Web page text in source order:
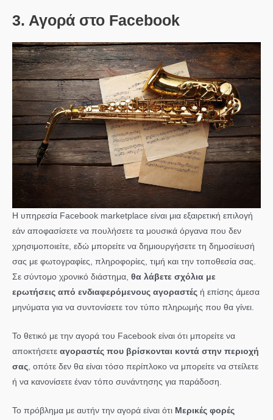
3. Αγορά στο Facebook
Η υπηρεσία Facebook marketplace είναι μια εξαιρετική επιλογή
εάν αποφασίσετε να πουλήσετε τα μουσικά όργανα που δεν
χρησιμοποιείτε, εδώ μπορείτε να δημιουργήσετε τη δημοσίευσή
σας με φωτογραφίες, πληροφορίες, τιμή και την τοποθεσία σας.
Σε σύντομο χρονικό διάστημα, θα λάβετε σχόλια με
ερωτήσεις από ενδιαφερόμενους αγοραστές ή επίσης άμεσα
μηνύματα για να συντονίσετε τον τύπο πληρωμής που θα γίνει.
Το θετικό με την αγορά του Facebook είναι ότι μπορείτε να
αποκτήσετε αγοραστές που βρίσκονται κοντά στην περιοχή
σας, οπότε δεν θα είναι τόσο περίπλοκο να μπορείτε να στείλετε
ή να κανονίσετε έναν τόπο συνάντησης για παράδοση.
Το πρόβλημα με αυτήν την αγορά είναι ότι Μερικές φορές